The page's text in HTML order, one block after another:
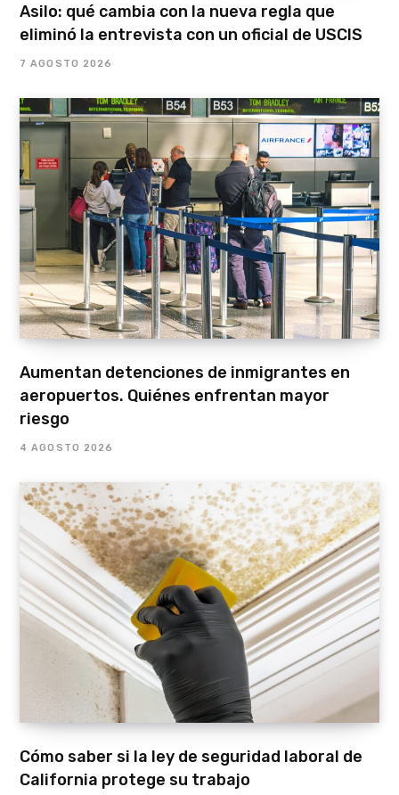
Asilo: qué cambia con la nueva regla que
eliminó la entrevista con un oficial de USCIS
7 AGOSTO 2026
Aumentan detenciones de inmigrantes en
aeropuertos. Quiénes enfrentan mayor
riesgo
4 AGOSTO 2026
Cómo saber si la ley de seguridad laboral de
California protege su trabajo